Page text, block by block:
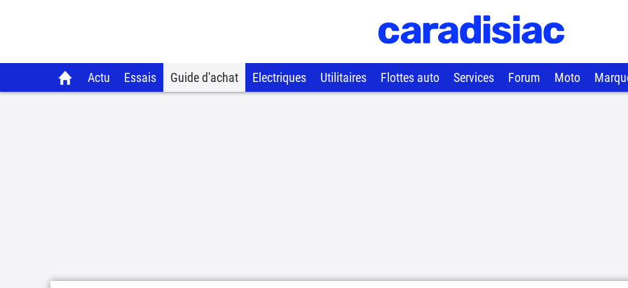
Actu Essais Guide d'achat Electriques Utilitaires Flottes auto Services Forum Moto